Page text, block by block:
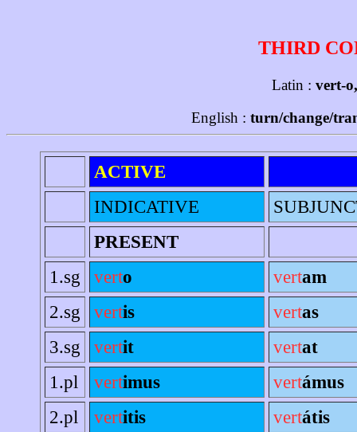
THIRD
Latin : vert-
English : turn/change/
ACTIVE
INDICATIVE
PRESENT
1.sg
verto vertam
2.sg
vertis vertas
3.sg
vertit vertat
1.pl
vertimus vertámus
2.pl
vertitis vertátis